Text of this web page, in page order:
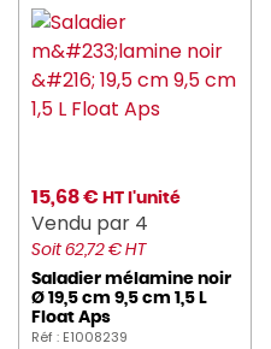
15,68 € HT l'unité
Vendu par 4
Soit 62,72 € HT
Saladier mélamine noir
Ø 19,5 cm 9,5 cm 1,5 L
Float Aps
Réf : E1008239